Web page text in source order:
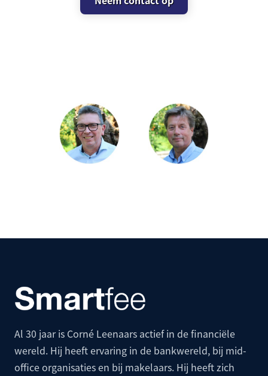
Al 30 jaar is Corné Leenaars actief in de financiële
wereld. Hij heeft ervaring in de bankwereld, bij mid-
office organisaties en bij makelaars. Hij heeft zich